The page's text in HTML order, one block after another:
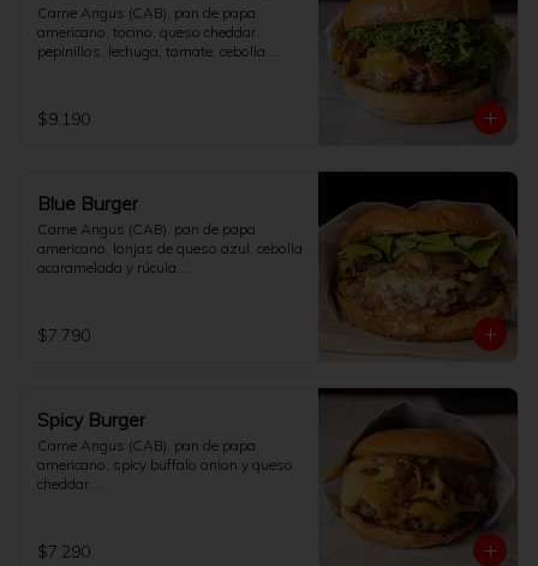
Carne Angus (CAB), pan de papa
americano, tocino, queso cheddar,
pepinillos, lechuga, tomate, cebolla
[No incluye papas fritas]
$9.190
Blue Burger
Carne Angus (CAB), pan de papa
americano, lonjas de queso azul, cebolla
acaramelada y rúcula.
$7.790
Spicy Burger
Carne Angus (CAB), pan de papa
americano, spicy buffalo onion y queso
cheddar.
$7.290